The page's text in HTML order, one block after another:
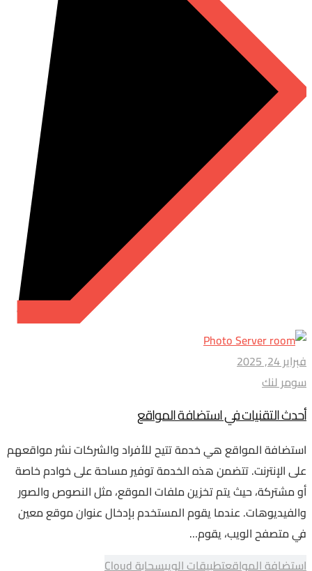
فبراير 24, 2025
سومر لنك
أحدث التقنيات في استضافة المواقع
استضافة المواقع هي خدمة تتيح للأفراد والشركات نشر مواقعهم
على الإنترنت. تتضمن هذه الخدمة توفير مساحة على خوادم خاصة
أو مشتركة، حيث يتم تخزين ملفات الموقع، مثل النصوص والصور
والفيديوهات. عندما يقوم المستخدم بإدخال عنوان موقع معين
في متصفح الويب، يقوم…
استضافة المواقعتطبيقات الويبسحابة Cloud